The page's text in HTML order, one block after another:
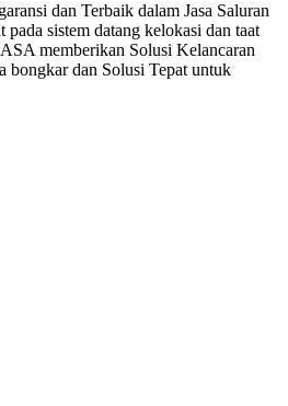
dan Terbaik dalam Jasa Saluran
pada sistem datang kelokasi dan taat
memberikan Solusi Kelancaran
bongkar dan Solusi Tepat untuk